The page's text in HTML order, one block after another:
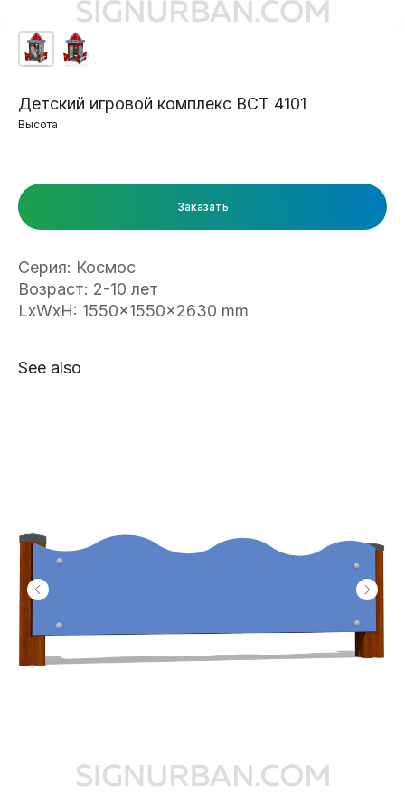
Детский игровой комплекс ВСТ 4101
Высота
Заказать
Серия: Космос
Возраст: 2-10 лет
LxWxH: 1550x1550x2630 mm
See also